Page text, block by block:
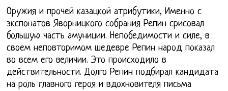
Оружия и прочей казацкой атрибутики, Именно с
экспонатов Яворницкого собрания Репин срисовал
большую часть амуниции. Непобедимости и силе, в
своем неповторимом шедевре Репин народ показал
во всем его величии. Это происходило в
действительности. Долго Репин подбирал кандидата
на роль главного героя и вдохновителя письма